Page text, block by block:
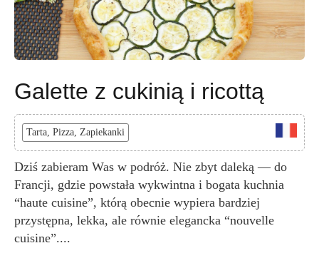
Galette z cukinią i ricottą
Tarta, Pizza, Zapiekanki
Dziś zabieram Was w podróż. Nie zbyt daleką — do
Francji, gdzie powstała wykwintna i bogata kuchnia
“haute cuisine”, którą obecnie wypiera bardziej
przystępna, lekka, ale równie elegancka “nouvelle
cuisine”....